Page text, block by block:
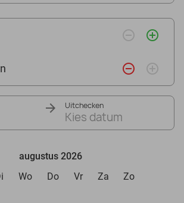
remove_circle_outline add_circle_outline
remove_circle_outline add_circle_outline
Uitchecken
Kies datum
augustus 2026
Wo Do Vr Za Zo